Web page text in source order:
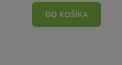
DO KOŠÍKA